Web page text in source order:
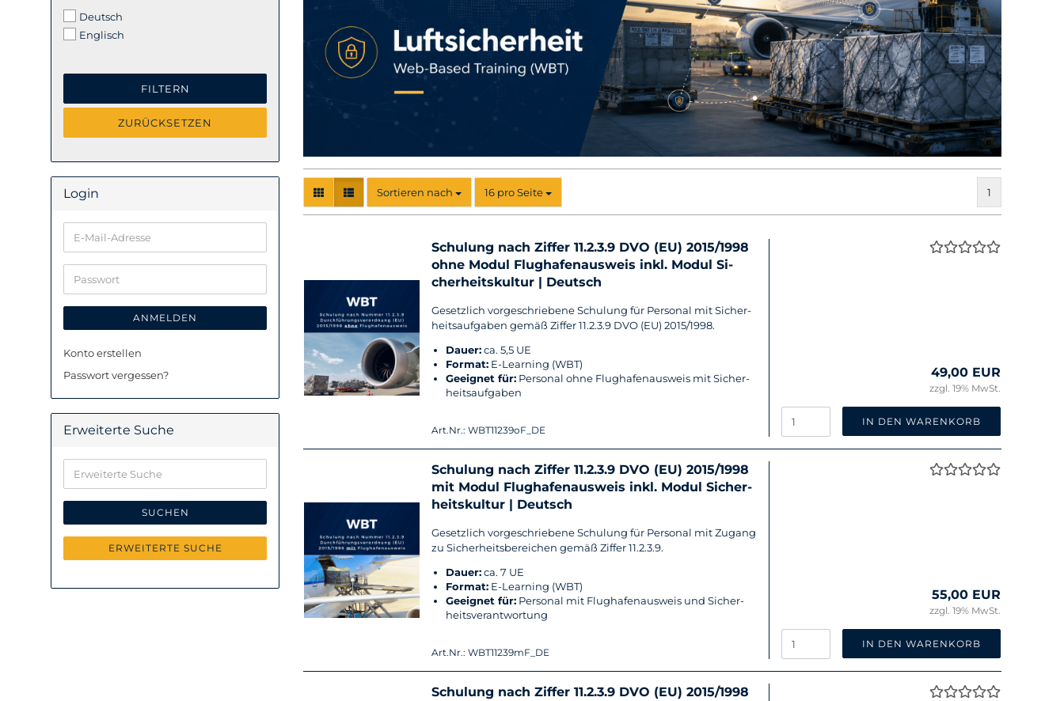
Sortieren nach
Sortieren nach 16 pro Seite
pro Seite 1
Schu­lung nach Zif­fer 11.2.3.9 DVO (EU) 2015/1998
ohne Modul Flug­ha­fen­aus­weis inkl. Modul Si­
cher­heits­kul­tur | Deutsch
Ge­setz­lich vor­ge­schrie­be­ne Schu­lung für Per­so­nal mit Si­cher­
heits­auf­ga­ben gemäß Zif­fer 11.2.3.9 DVO (EU) 2015/1998.
Dauer:ca. 5,5 UE
For­mat: E-​Learning (WBT)
Ge­eig­net für: Per­so­nal ohne Flug­ha­fen­aus­weis mit Si­cher­
heits­auf­ga­ben
Art.Nr.: WBT11239oF_DE
49,00 EUR
zzgl. 19% MwSt.
IN DEN WARENKORB
Schu­lung nach Zif­fer 11.2.3.9 DVO (EU) 2015/1998
mit Modul Flug­ha­fen­aus­weis inkl. Modul Si­cher­
heits­kul­tur | Deutsch
Ge­setz­lich vor­ge­schrie­be­ne Schu­lung für Per­so­nal mit Zu­gang
zu Si­cher­heits­be­rei­chen gemäß Zif­fer 11.2.3.9.
Dauer:ca. 7 UE
For­mat: E-​Learning (WBT)
Ge­eig­net für: Per­so­nal mit Flug­ha­fen­aus­weis und Si­cher­
heits­ver­ant­wor­tung
Art.Nr.: WBT11239mF_DE
55,00 EUR
zzgl. 19% MwSt.
IN DEN WARENKORB
Schu­lung nach Zif­fer 11.2.3.9 DVO (EU) 2015/1998
Deutsch
Englisch
FILTERN
ZURÜCKSETZEN
Login
E-
Mail-
Adresse
Passwort
ANMELDEN
Konto erstellen
Passwort vergessen?
Erweiterte Suche
Suche
SUCHEN
ERWEITERTE SUCHE